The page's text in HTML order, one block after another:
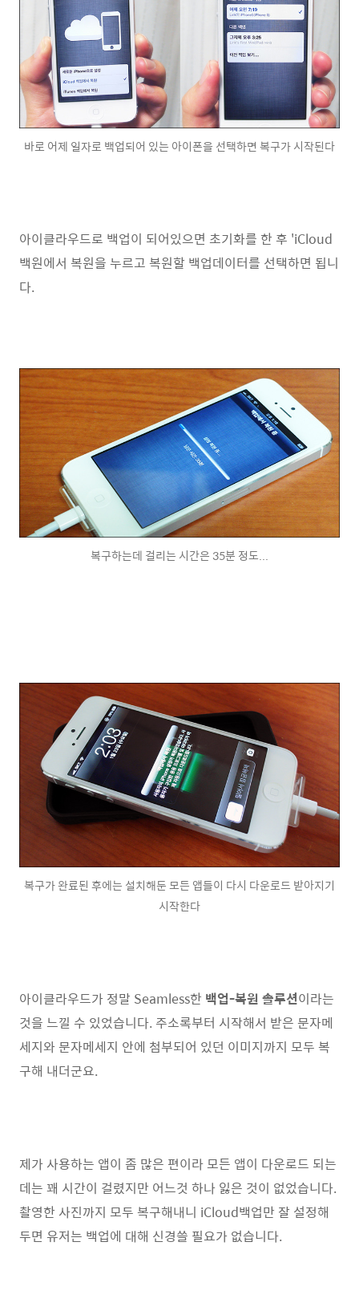
바로 어제 일자로 백업되어 있는 아이폰을 선택하면 복구가 시작된다
아이클라우드로 백업이 되어있으면 초기화를 한 후 'iCloud
백원에서 복원을 누르고 복원할 백업데이터를 선택하면 됩니
다.
복구하는데 걸리는 시간은 35분 정도...
복구가 완료된 후에는 설치해둔 모든 앱들이 다시 다운로드 받아지기
시작한다
아이클라우드가 정말 Seamless한 백업-복원 솔루션이라는
것을 느낄 수 있었습니다. 주소록부터 시작해서 받은 문자메
세지와 문자메세지 안에 첨부되어 있던 이미지까지 모두 복
구해 내더군요.
제가 사용하는 앱이 좀 많은 편이라 모든 앱이 다운로드 되는
데는 꽤 시간이 걸렸지만 어느것 하나 잃은 것이 없었습니다.
촬영한 사진까지 모두 복구해내니 iCloud백업만 잘 설정해
두면 유저는 백업에 대해 신경쓸 필요가 없습니다.